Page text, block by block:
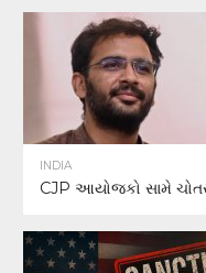
INDIA
CJP આયોજકો સામે